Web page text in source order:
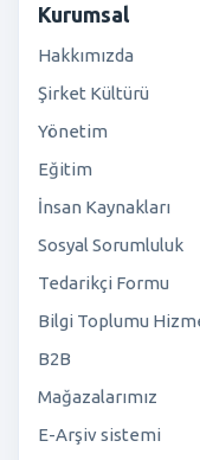
Kurumsal
Hakkımızda
Şirket Kültürü
Yönetim
Eğitim
İnsan Kaynakları
Sosyal Sorumluluk
Tedarikçi Formu
Bilgi Toplumu
B2B
Mağazalarımız
E-Arşiv sistemi